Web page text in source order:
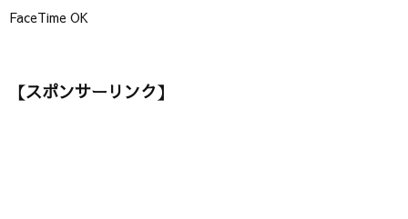
FaceTime OK
【スポンサーリンク】